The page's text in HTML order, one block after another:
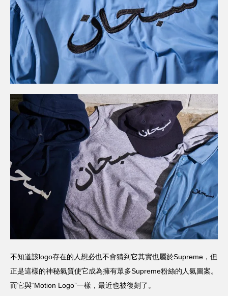
不知道該logo存在的人想必也不會猜到它其實也屬於Supreme，但
正是這樣的神秘氣質使它成為擁有眾多Supreme粉絲的人氣圖案。
而它與“Motion Logo”一樣，最近也被復刻了。